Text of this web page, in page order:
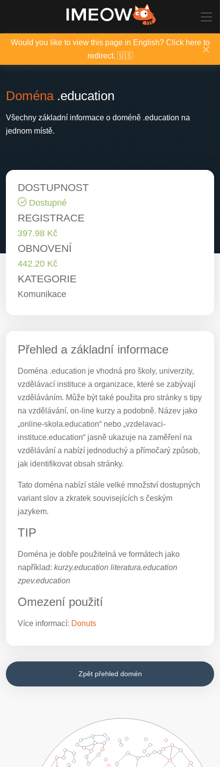
Would you like to view this page in English? Click here to
redirect. 🇺🇸
×
Doména.education
Všechny základní informace o doméně .education na
jednom místě.
DOSTUPNOST
Dostupné
REGISTRACE
397.98 Kč
OBNOVENÍ
442.20 Kč
KATEGORIE
Komunikace
Přehled a základní informace
Doména .education je vhodná pro školy, univerzity,
vzdělávací instituce a organizace, které se zabývají
vzděláváním. Může být také použita pro stránky s tipy
na vzdělávání, on-line kurzy a podobně. Název jako
„online-skola.education“ nebo „vzdelavaci-
instituce.education“ jasně ukazuje na zaměření na
vzdělávání a nabízí jednoduchý a přímočarý způsob,
jak identifikovat obsah stránky.
Tato doména nabízí stále velké množství dostupných
variant slov a zkratek souvisejících s českým
jazykem.
TIP
Doména je dobře použitelná ve formátech jako
například: kurzy.education literatura.education
zpev.education
Omezení použití
Více informací: Donuts
Zpět přehled domén